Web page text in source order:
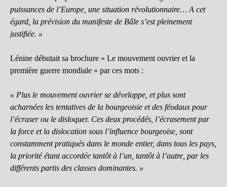
puissances de l’Europe, une situation révolutionnaire… A cet
égard, la prévision du manifeste de Bâle s’est pleinement
justifiée. »
Lénine débutait sa brochure « Le mouvement ouvrier et la
première guerre mondiale » par ces mots :
« Plus le mouvement ouvrier se développe, et plus sont
acharnées les tentatives de la bourgeoisie et des féodaux pour
l’écraser ou le disloquer. Ces deux procédés, l’écrasement par
la force et la dislocation sous l’influence bourgeoise, sont
constamment pratiqués dans le monde entier, dans tous les pays,
la priorité étant accordée tantôt à l’un, tantôt à l’autre, par les
différents partis des classes dominantes. »